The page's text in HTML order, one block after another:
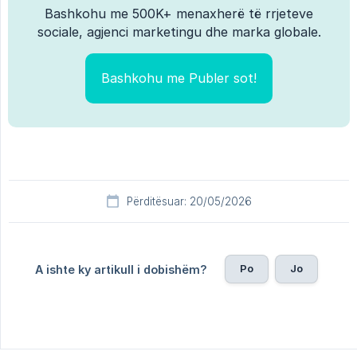
Bashkohu me 500K+ menaxherë të rrjeteve
sociale, agjenci marketingu dhe marka globale.
Bashkohu me Publer sot!
Përditësuar: 20/05/2026
A ishte ky artikull i dobishëm? Po Jo